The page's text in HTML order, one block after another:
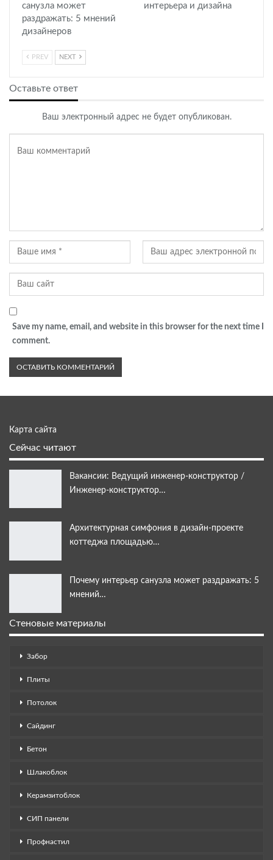
санузла может
раздражать: 5 мнений
дизайнеров
интерьера и дизайна
PREV NEXT
Оставьте ответ
Ваш электронный адрес не будет опубликован.
Save my name, email, and website in this browser for the next time I
comment.
Карта сайта
Сейчас читают
Вакансии: Ведущий инженер-конструктор /
Инженер-конструктор…
Архитектурная симфония в дизайн-проекте
коттеджа площадью…
Почему интерьер санузла может раздражать: 5
мнений…
Стеновые материалы
Забор
Плиты
Потолок
Сайдинг
Бетон
Шлакоблок
Керамзитоблок
СИП панели
Профнастил